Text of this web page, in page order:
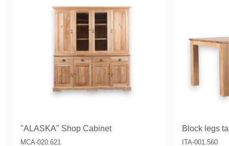
"ALASKA" Shop Cabinet
MCA-020.621
Block legs
ITA-001.560